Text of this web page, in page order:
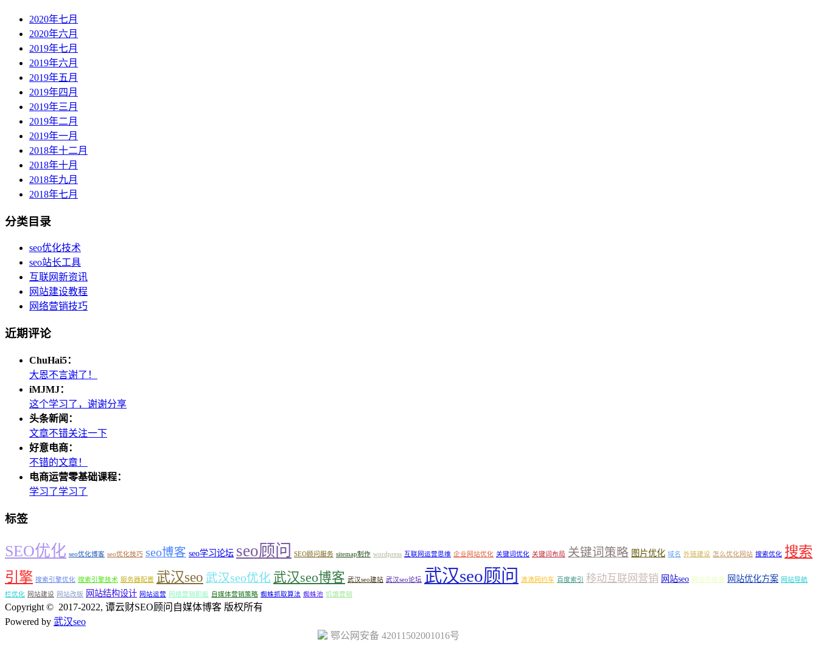
2020年七月
2020年六月
2019年七月
2019年六月
2019年五月
2019年四月
2019年三月
2019年二月
2019年一月
2018年十二月
2018年十月
2018年九月
2018年七月
分类目录
seo优化技术
seo站长工具
互联网新资讯
网站建设教程
网络营销技巧
近期评论
ChuHai5：
大恩不言谢了！
iMJMJ：
这个学习了，谢谢分享
头条新闻：
文章不错关注一下
好意电商：
不错的文章！
电商运营零基础课程：
学习了学习了
标签
SEO优化 seo优化博客 seo优化技巧 seo博客 seo学习论坛 seo顾问 SEO顾问服务 sitemap制作 wordpress 互联网运营思维 企业网站优化 关键词优化 关键词布局 关键词策略 图片优化 域名 外链建设 怎么优化网站 搜索优化 搜索
引擎 搜索引擎优化 搜索引擎技术 服务器配置 武汉seo 武汉seo优化 武汉seo博客 武汉seo建站 武汉seo论坛 武汉seo顾问 滴滴网约车 百度索引 移动互联网营销 网站seo 网站不收录 网站优化方案 网站导航
栏优化 网站建设 网站改版 网站结构设计 网站运营 网络营销职能 自媒体营销策略 蜘蛛抓取算法 蜘蛛池 饥饿营销
Copyright © 2017-2022, 谭云财SEO顾问自媒体博客 版权所有
Powered by 武汉seo
鄂公网安备 42011502001016号